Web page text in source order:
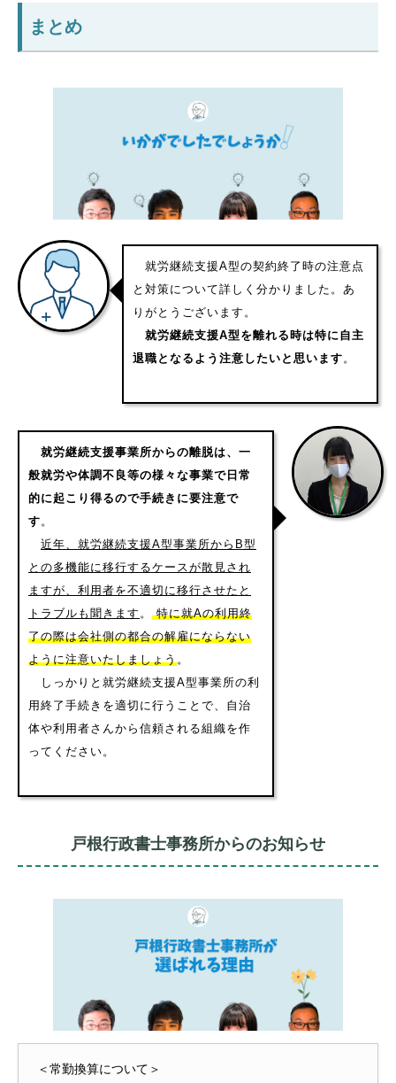
まとめ
就労継続支援A型の契約終了時の注意点
と対策について詳しく分かりました。あ
りがとうございます。
就労継続支援A型を離れる時は特に自主
退職となるよう注意したいと思います 。
就労継続支援事業所からの離脱は、一
般就労や体調不良等の様々な事業で日常
的に起こり得るので手続きに要注意で
す 。
近年、就労継続支援A型事業所からB型
との多機能に移行するケースが散見され
ますが、利用者を不適切に移行させたと
トラブルも聞きます 。 特に就Aの利用終
了の際は会社側の都合の解雇にならない
ように注意いたしましょう 。
しっかりと就労継続支援A型事業所の利
用終了手続きを適切に行うことで、自治
体や利用者さんから信頼される組織を作
ってください。
戸根行政書士事務所からのお知らせ
＜常勤換算について＞